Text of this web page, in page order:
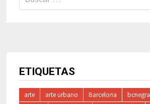
ETIQUETAS
arte arte urbano Barcelona bcnegra